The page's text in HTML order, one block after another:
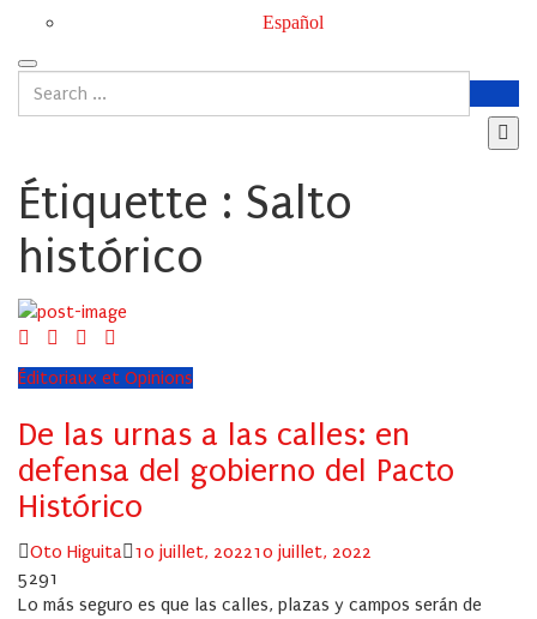
Español
Étiquette : Salto
histórico
Éditoriaux et Opinions
De las urnas a las calles: en
defensa del gobierno del Pacto
Histórico
Author
Oto Higuita
Posted
10 juillet, 202210 juillet, 2022
5291
Lo más seguro es que las calles, plazas y campos serán de